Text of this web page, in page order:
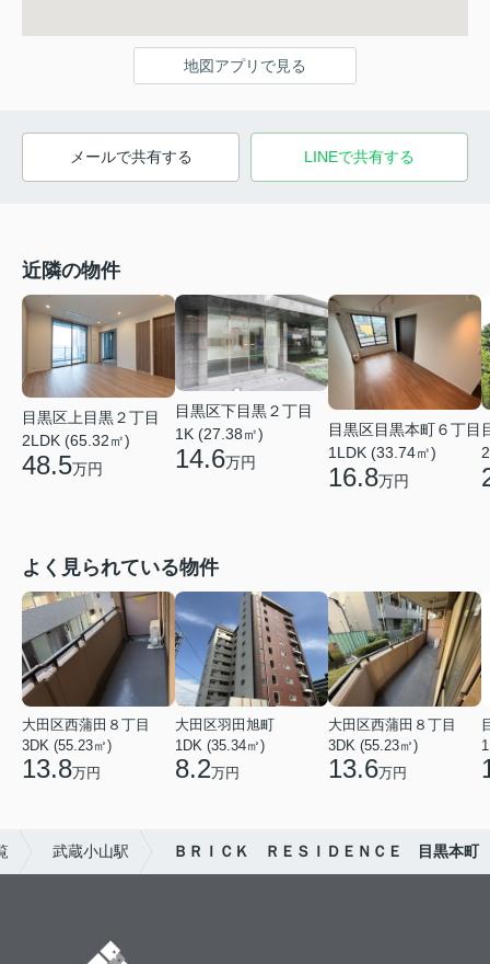
地図アプリで見る
メールで共有する LINEで共有する
近隣の物件
目黒区上目黒２丁目
2LDK (65.32㎡)
48.5万円
目黒区下目黒２丁目
1K (27.38㎡)
14.6万円
目黒区目黒本町６丁目
1LDK (33.74㎡)
16.8万円
よく見られている物件
大田区西蒲田８丁目
3DK (55.23㎡)
13.8万円
大田区羽田旭町
1DK (35.34㎡)
8.2万円
大田区西蒲田８丁目
3DK (55.23㎡)
13.6万円
武蔵小山駅 ＢＲＩＣＫ ＲＥＳＩＤＥＮＣＥ 目黒本町